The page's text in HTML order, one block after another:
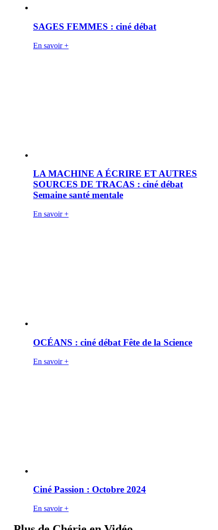
SAGES FEMMES : ciné débat
En savoir +
LA MACHINE A ÉCRIRE ET AUTRES
SOURCES DE TRACAS : ciné débat
Semaine santé mentale
En savoir +
OCÉANS : ciné débat Fête de la Science
En savoir +
Ciné Passion : Octobre 2024
En savoir +